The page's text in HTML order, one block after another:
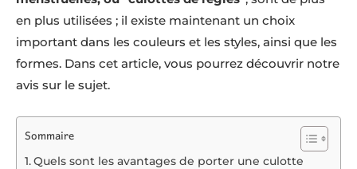
en plus utilisées ; il existe maintenant un choix
important dans les couleurs et les styles, ainsi que les
formes. Dans cet article, vous pourrez découvrir notre
avis sur le sujet.
Sommaire
Quels sont les avantages de porter une culotte